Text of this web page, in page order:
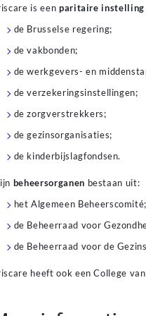
della registrazione. Ilbonus
aggiuntivo o giri gratuiti. Queste
puntata specifici. Leggere
is een paritaire instelling
de Brusselse regering;
de vakbonden;
de werkgevers- en
de verzekeringsinstellingen;
de zorgverstrekkers;
de gezinsorganisaties;
de kinderbijslagfondsen.
beheersorganen bestaan uit:
het Algemeen Beheerscomité;
de Beheerraad voor
de Beheerraad voor de
heeft ook een College